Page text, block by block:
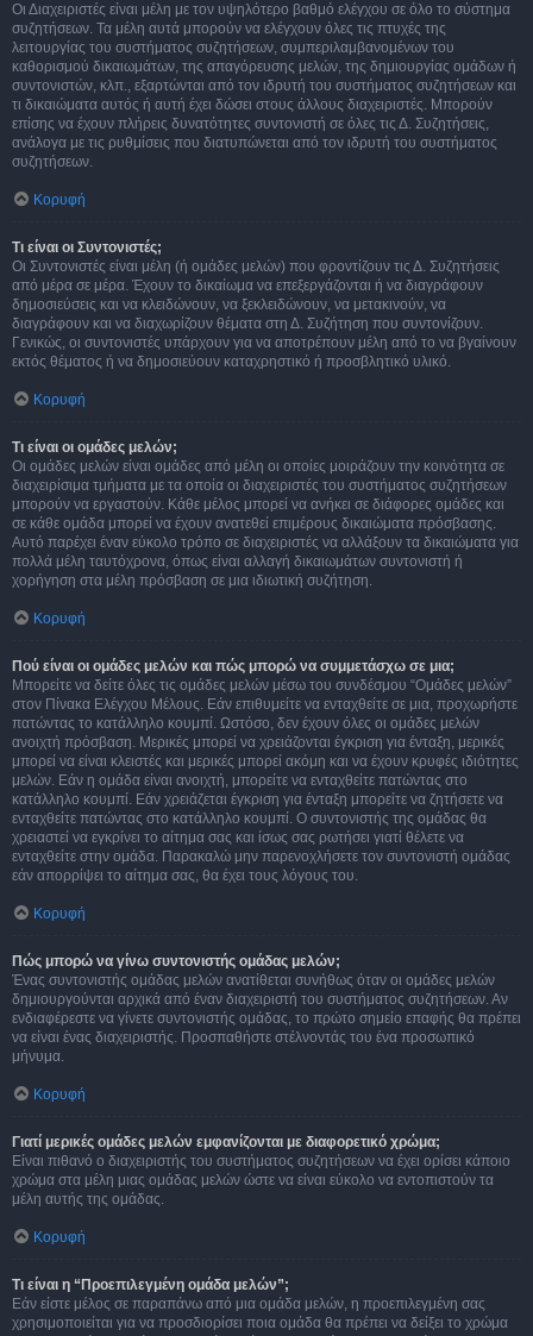
Οι Διαχειριστές είναι μέλη με τον υψηλότερο βαθμό ελέγχου σε όλο το σύστημα
συζητήσεων. Τα μέλη αυτά μπορούν να ελέγχουν όλες τις πτυχές της
λειτουργίας του συστήματος συζητήσεων, συμπεριλαμβανομένων του
καθορισμού δικαιωμάτων, της απαγόρευσης μελών, της δημιουργίας ομάδων ή
συντονιστών, κλπ., εξαρτώνται από τον ιδρυτή του συστήματος συζητήσεων και
τι δικαιώματα αυτός ή αυτή έχει δώσει στους άλλους διαχειριστές. Μπορούν
επίσης να έχουν πλήρεις δυνατότητες συντονιστή σε όλες τις Δ. Συζητήσεις,
ανάλογα με τις ρυθμίσεις που διατυπώνεται από τον ιδρυτή του συστήματος
συζητήσεων.
Κορυφή
Τι είναι οι Συντονιστές;
Οι Συντονιστές είναι μέλη (ή ομάδες μελών) που φροντίζουν τις Δ. Συζητήσεις
από μέρα σε μέρα. Έχουν το δικαίωμα να επεξεργάζονται ή να διαγράφουν
δημοσιεύσεις και να κλειδώνουν, να ξεκλειδώνουν, να μετακινούν, να
διαγράφουν και να διαχωρίζουν θέματα στη Δ. Συζήτηση που συντονίζουν.
Γενικώς, οι συντονιστές υπάρχουν για να αποτρέπουν μέλη από το να βγαίνουν
εκτός θέματος ή να δημοσιεύουν καταχρηστικό ή προσβλητικό υλικό.
Κορυφή
Τι είναι οι ομάδες μελών;
Οι ομάδες μελών είναι ομάδες από μέλη οι οποίες μοιράζουν την κοινότητα σε
διαχειρίσιμα τμήματα με τα οποία οι διαχειριστές του συστήματος συζητήσεων
μπορούν να εργαστούν. Κάθε μέλος μπορεί να ανήκει σε διάφορες ομάδες και
σε κάθε ομάδα μπορεί να έχουν ανατεθεί επιμέρους δικαιώματα πρόσβασης.
Αυτό παρέχει έναν εύκολο τρόπο σε διαχειριστές να αλλάξουν τα δικαιώματα για
πολλά μέλη ταυτόχρονα, όπως είναι αλλαγή δικαιωμάτων συντονιστή ή
χορήγηση στα μέλη πρόσβαση σε μια ιδιωτική συζήτηση.
Κορυφή
Πού είναι οι ομάδες μελών και πώς μπορώ να συμμετάσχω σε μια;
Μπορείτε να δείτε όλες τις ομάδες μελών μέσω του συνδέσμου “Ομάδες μελών”
στον Πίνακα Ελέγχου Μέλους. Εάν επιθυμείτε να ενταχθείτε σε μια, προχωρήστε
πατώντας το κατάλληλο κουμπί. Ωστόσο, δεν έχουν όλες οι ομάδες μελών
ανοιχτή πρόσβαση. Μερικές μπορεί να χρειάζονται έγκριση για ένταξη, μερικές
μπορεί να είναι κλειστές και μερικές μπορεί ακόμη και να έχουν κρυφές ιδιότητες
μελών. Εάν η ομάδα είναι ανοιχτή, μπορείτε να ενταχθείτε πατώντας στο
κατάλληλο κουμπί. Εάν χρειάζεται έγκριση για ένταξη μπορείτε να ζητήσετε να
ενταχθείτε πατώντας στο κατάλληλο κουμπί. Ο συντονιστής της ομάδας θα
χρειαστεί να εγκρίνει το αίτημα σας και ίσως σας ρωτήσει γιατί θέλετε να
ενταχθείτε στην ομάδα. Παρακαλώ μην παρενοχλήσετε τον συντονιστή ομάδας
εάν απορρίψει το αίτημα σας, θα έχει τους λόγους του.
Κορυφή
Πώς μπορώ να γίνω συντονιστής ομάδας μελών;
Ένας συντονιστής ομάδας μελών ανατίθεται συνήθως όταν οι ομάδες μελών
δημιουργούνται αρχικά από έναν διαχειριστή του συστήματος συζητήσεων. Αν
ενδιαφέρεστε να γίνετε συντονιστής ομάδας, το πρώτο σημείο επαφής θα πρέπει
να είναι ένας διαχειριστής. Προσπαθήστε στέλνοντάς του ένα προσωπικό
μήνυμα.
Κορυφή
Γιατί μερικές ομάδες μελών εμφανίζονται με διαφορετικό χρώμα;
Είναι πιθανό ο διαχειριστής του συστήματος συζητήσεων να έχει ορίσει κάποιο
χρώμα στα μέλη μιας ομάδας μελών ώστε να είναι εύκολο να εντοπιστούν τα
μέλη αυτής της ομάδας.
Κορυφή
Τι είναι η “Προεπιλεγμένη ομάδα μελών”;
Εάν είστε μέλος σε παραπάνω από μια ομάδα μελών, η προεπιλεγμένη σας
χρησιμοποιείται για να προσδιορίσει ποια ομάδα θα πρέπει να δείξει το χρώμα